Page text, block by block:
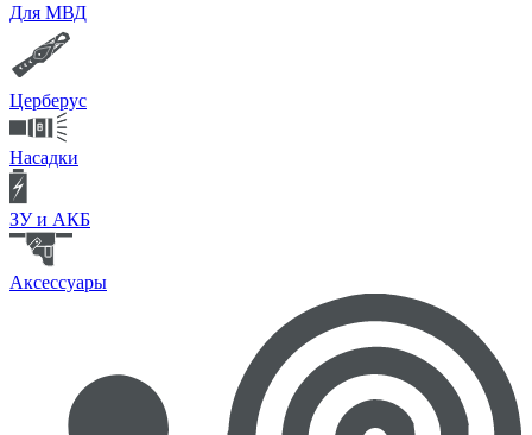
Для МВД
Церберус
Насадки
ЗУ и АКБ
Аксессуары